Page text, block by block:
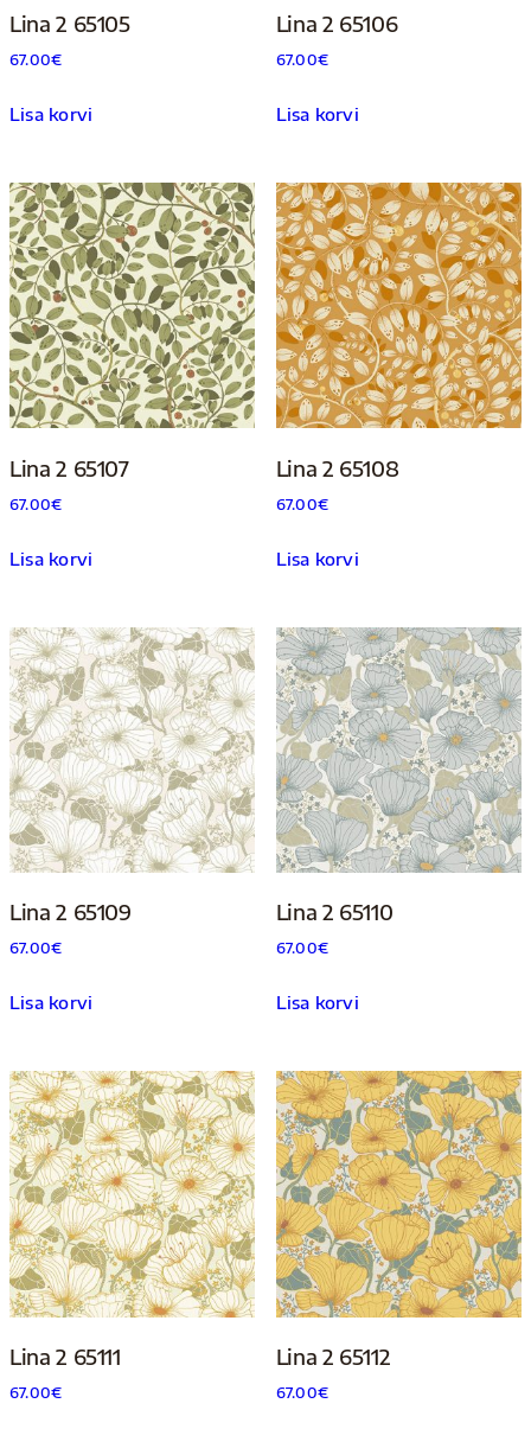
Lina 2 65105
67.00€
Lisa korvi
Lina 2 65106
67.00€
Lisa korvi
Lina 2 65107
67.00€
Lisa korvi
Lina 2 65108
67.00€
Lisa korvi
Lina 2 65109
67.00€
Lisa korvi
Lina 2 65110
67.00€
Lisa korvi
Lina 2 65111
67.00€
Lina 2 65112
67.00€